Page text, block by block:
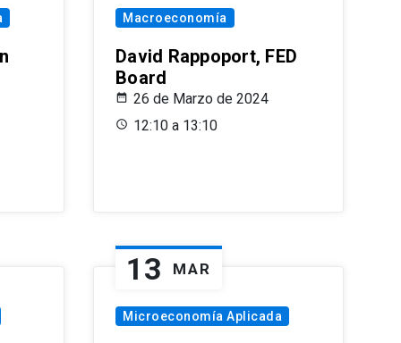
Macroeconomía
David Rappoport, FED
Board
26 de Marzo de 2024
12:10 a 13:10
13 MAR
Microeconomía Aplicada